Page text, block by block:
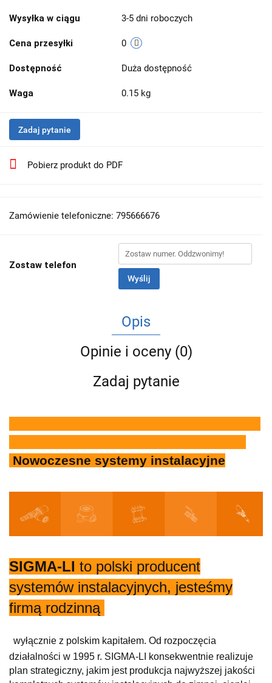
Wysyłka w ciągu 3-5 dni roboczych
Cena przesyłki 0
Dostępność Duża dostępność
Waga 0.15 kg
Zadaj pytanie
Pobierz produkt do PDF
Zamówienie telefoniczne: 795666676
Zostaw telefon
Wyślij
Opis
Opinie i oceny (0)
Zadaj pytanie
Nowoczesne systemy instalacyjne
SIGMA-LI to polski producent
systemów instalacyjnych, jesteśmy
firmą rodzinną
wyłącznie z polskim kapitałem. Od rozpoczęcia
działalności w 1995 r. SIGMA-LI konsekwentnie realizuje
plan strategiczny, jakim jest produkcja najwyższej jakości